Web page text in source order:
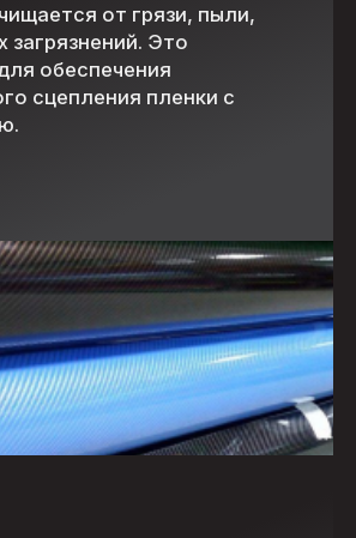
от грязи, пыли,
загрязнений. Это
обеспечения
сцепления пленки с